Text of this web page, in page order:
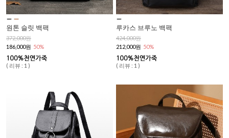
원톤 슬릿 백팩
372,000원
186,000원 50%
( 리뷰 : 1 )
루카스 브루노 백팩
424,000원
212,000원 50%
( 리뷰 : 1 )